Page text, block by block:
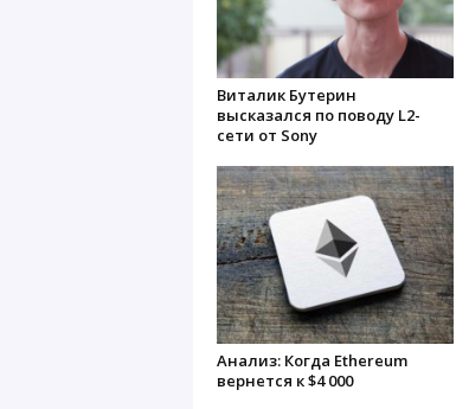
Виталик Бутерин
высказался по поводу L2-
сети от Sony
Анализ: Когда Ethereum
вернется к $4 000